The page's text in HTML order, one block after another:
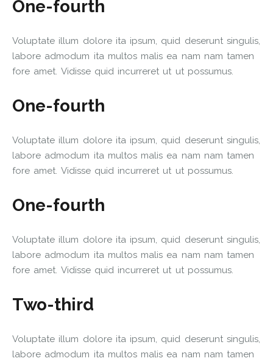
One-fourth
Voluptate illum dolore ita ipsum, quid deserunt singulis,
labore admodum ita multos malis ea nam nam tamen
fore amet. Vidisse quid incurreret ut ut possumus.
One-fourth
Voluptate illum dolore ita ipsum, quid deserunt singulis,
labore admodum ita multos malis ea nam nam tamen
fore amet. Vidisse quid incurreret ut ut possumus.
One-fourth
Voluptate illum dolore ita ipsum, quid deserunt singulis,
labore admodum ita multos malis ea nam nam tamen
fore amet. Vidisse quid incurreret ut ut possumus.
Two-third
Voluptate illum dolore ita ipsum, quid deserunt singulis,
labore admodum ita multos malis ea nam nam tamen